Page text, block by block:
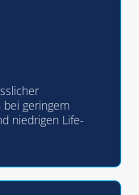
bei geringem
niedrigen Life-